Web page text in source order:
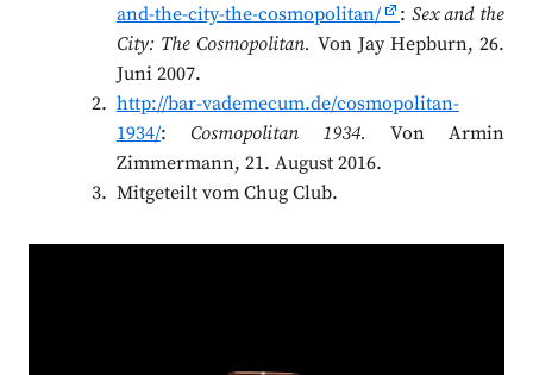
and-the-city-the-cosmopolitan/
: Sex and the
City: The Cosmopolitan. Von Jay Hepburn, 26.
Juni 2007.
http://bar-vademecum.de/cosmopolitan-
1934/: Cosmopolitan 1934.
Von Armin
Zimmermann, 21. August 2016.
Mitgeteilt vom Chug Club.